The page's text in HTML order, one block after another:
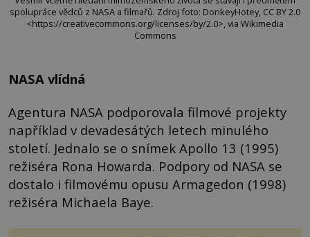
spolupráce vědců z NASA a filmařů. Zdroj foto: DonkeyHotey, CC BY 2.0
<https://creativecommons.org/licenses/by/2.0>, via Wikimedia
Commons
NASA vlídná
Agentura NASA podporovala filmové projekty
například v devadesátých letech minulého
století. Jednalo se o snímek Apollo 13 (1995)
režiséra Rona Howarda. Podpory od NASA se
dostalo i filmovému opusu Armagedon (1998)
režiséra Michaela Baye.